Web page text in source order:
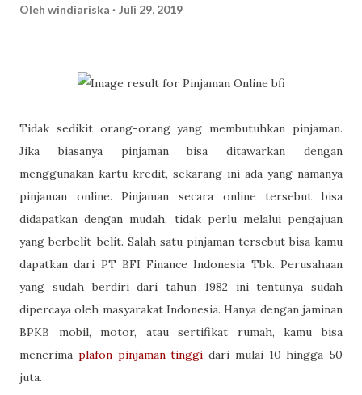
Oleh windiariska Juli 29, 2019
Tidak sedikit orang-orang yang membutuhkan pinjaman.
Jika biasanya pinjaman bisa ditawarkan dengan
menggunakan kartu kredit, sekarang ini ada yang namanya
pinjaman online. Pinjaman secara online tersebut bisa
didapatkan dengan mudah, tidak perlu melalui pengajuan
yang berbelit-belit. Salah satu pinjaman tersebut bisa kamu
dapatkan dari PT BFI Finance Indonesia Tbk. Perusahaan
yang sudah berdiri dari tahun 1982 ini tentunya sudah
dipercaya oleh masyarakat Indonesia. Hanya dengan jaminan
BPKB mobil, motor, atau sertifikat rumah, kamu bisa
menerima plafon pinjaman tinggi dari mulai 10 hingga 50
juta.